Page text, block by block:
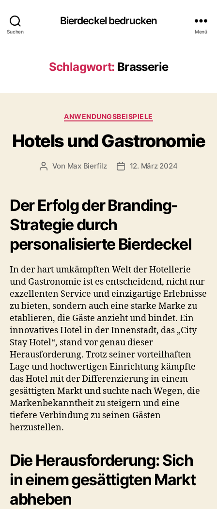
Suchen
Bierdeckel bedrucken
Menü
Schlagwort: Brasserie
Kategorien
ANWENDUNGSBEISPIELE
Hotels und Gastronomie
Beitragsautor
Von Max Bierfilz Veröffentlichungsdatum
12. März 2024
Der Erfolg der Branding-
Strategie durch
personalisierte Bierdeckel
In der hart umkämpften Welt der Hotellerie
und Gastronomie ist es entscheidend, nicht nur
exzellenten Service und einzigartige Erlebnisse
zu bieten, sondern auch eine starke Marke zu
etablieren, die Gäste anzieht und bindet. Ein
innovatives Hotel in der Innenstadt, das „City
Stay Hotel“, stand vor genau dieser
Herausforderung. Trotz seiner vorteilhaften
Lage und hochwertigen Einrichtung kämpfte
das Hotel mit der Differenzierung in einem
gesättigten Markt und suchte nach Wegen, die
Markenbekanntheit zu steigern und eine
tiefere Verbindung zu seinen Gästen
herzustellen.
Die Herausforderung: Sich
in einem gesättigten Markt
abheben